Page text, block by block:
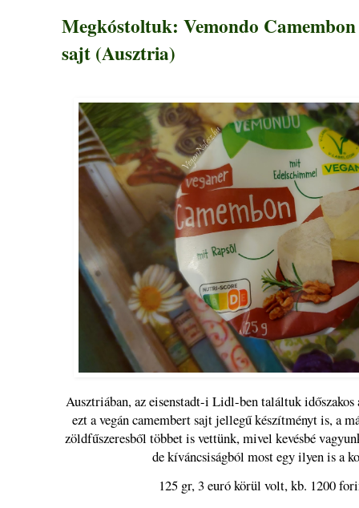
Megkóstoltuk: Vemondo
sajt (Ausztria)
Ausztriában, az eisenstadt-i Lidl-ben találtuk
ezt a vegán camembert sajt jellegű készítményt is, a
zöldfűszeresből többet is vettünk, mivel kevésbé
de kíváncsiságból most egy ilyen is a
125 gr, 3 euró körül volt, kb. 1200